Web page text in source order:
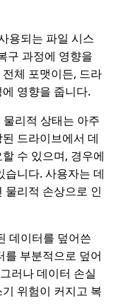
용되는 파일 시스
구 과정에 영향을
체 포맷이든, 드라
영향을 줍니다.
리적 상태는 아주
드라이브에서 데
수 있으며, 경우에
습니다. 사용자는 데
물리적 손상으로 인
데이터를 덮어쓴
를 부분적으로 덮어
러나 데이터 손실
위험이 커지고 복